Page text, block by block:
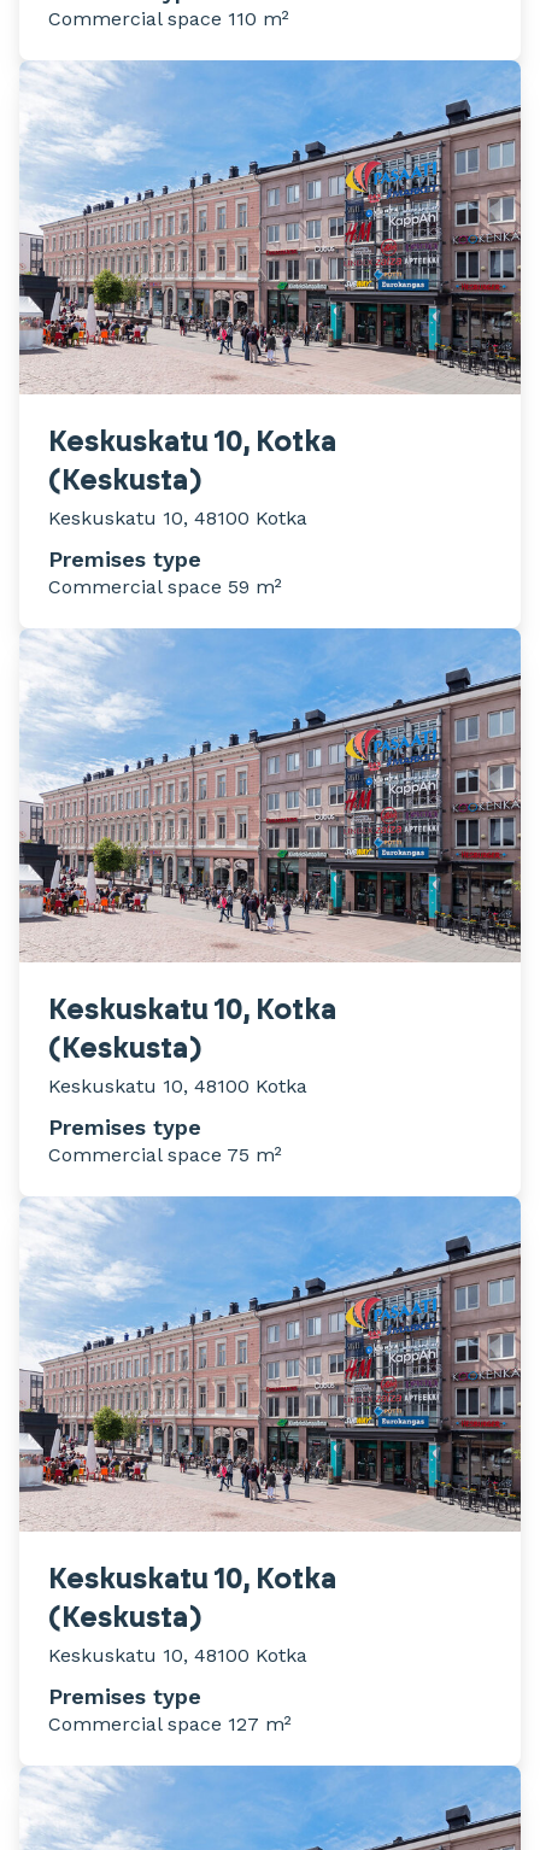
Commercial space 110 m²
Keskuskatu 10, Kotka
(Keskusta)
Keskuskatu 10, 48100 Kotka
Premises type
Commercial space 59 m²
Keskuskatu 10, Kotka
(Keskusta)
Keskuskatu 10, 48100 Kotka
Premises type
Commercial space 75 m²
Keskuskatu 10, Kotka
(Keskusta)
Keskuskatu 10, 48100 Kotka
Premises type
Commercial space 127 m²